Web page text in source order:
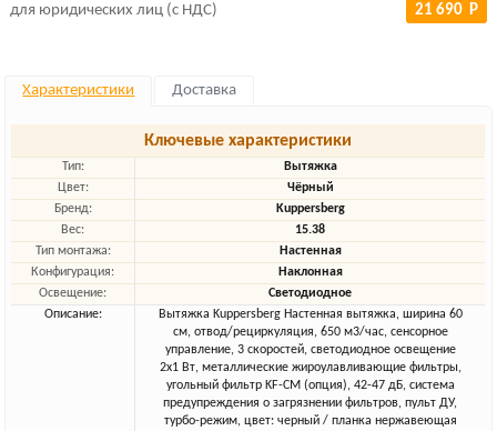
для юридических лиц (с НДС) 21 690 Р
Характеристики Доставка
Ключевые характеристики
Тип:
Вытяжка
Цвет:
Чёрный
Бренд:
Kuppersberg
Вес:
15.38
Тип монтажа:
Настенная
Конфигурация:
Наклонная
Освещение:
Светодиодное
Описание:
Вытяжка Kuppersberg Настенная вытяжка, ширина 60
см, отвод/рециркуляция, 650 м3/час, сенсорное
управление, 3 скоростей, светодиодное освещение
2х1 Вт, металлические жироулавливающие фильтры,
угольный фильтр KF-СM (опция), 42-47 дБ, система
предупреждения о загрязнении фильтров, пульт ДУ,
турбо-режим, цвет: черный / планка нержавеющая